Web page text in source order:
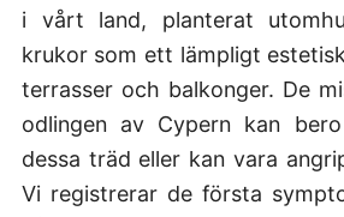
i vårt land, planterat
krukor som ett lämpligt
terrasser och balkonger. De
odlingen av Cypern kan
dessa träd eller kan vara
Vi registrerar de första